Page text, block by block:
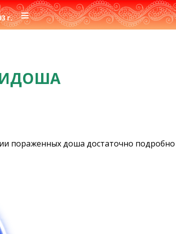
г.≡
пораженных доша достаточно подробно